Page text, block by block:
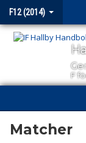
F12 (2014)
F
HEM
Matcher